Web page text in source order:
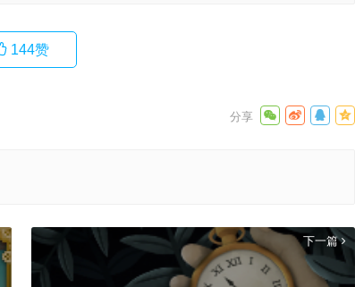
144赞
下一篇